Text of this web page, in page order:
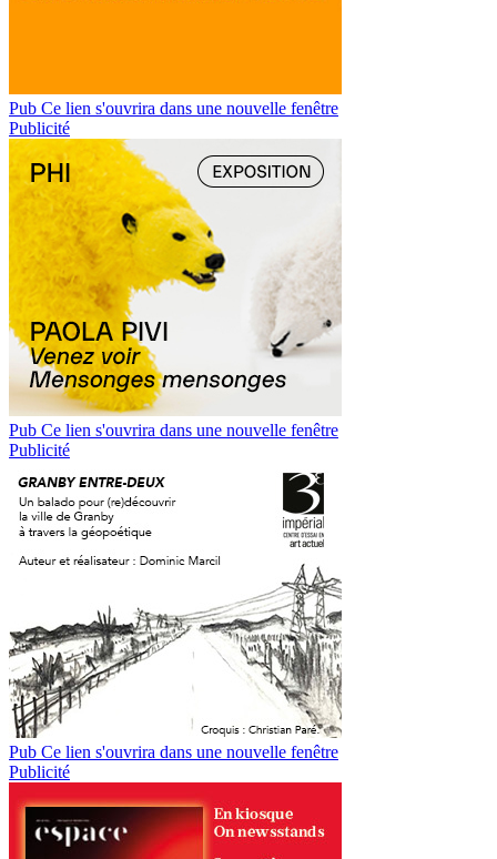
Pub Ce lien s'ouvrira dans une nouvelle fenêtre
Publicité
Pub Ce lien s'ouvrira dans une nouvelle fenêtre
Publicité
Pub Ce lien s'ouvrira dans une nouvelle fenêtre
Publicité